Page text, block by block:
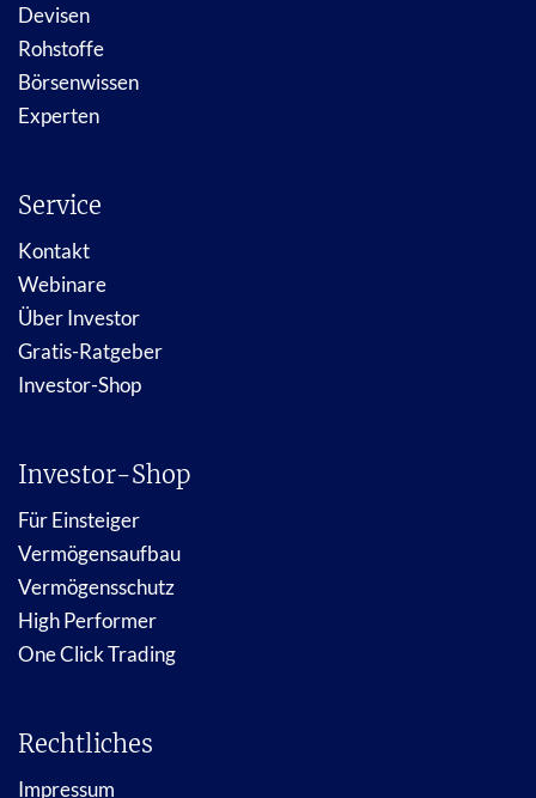
Devisen
Rohstoffe
Börsenwissen
Experten
Service
Kontakt
Webinare
Über Investor
Gratis-Ratgeber
Investor-Shop
Investor-Shop
Für Einsteiger
Vermögensaufbau
Vermögensschutz
High Performer
One Click Trading
Rechtliches
Impressum